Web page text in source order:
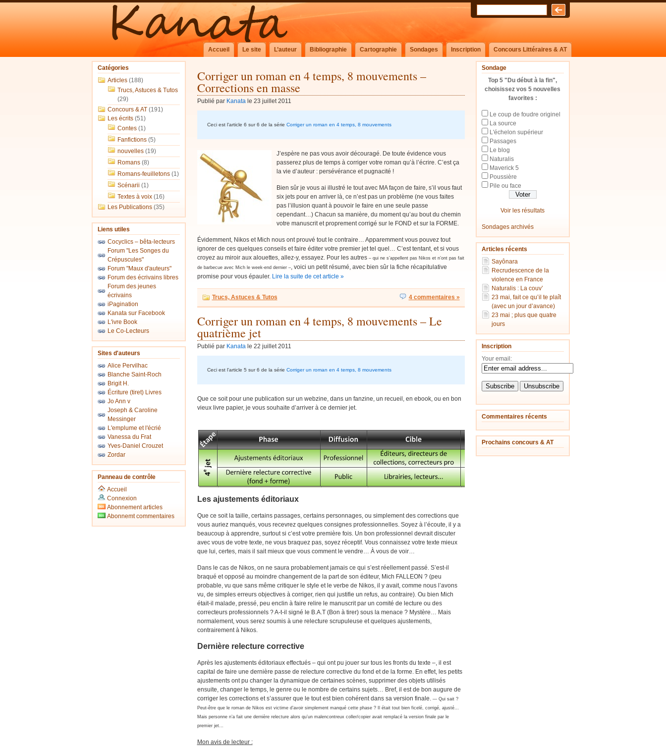
Accueil Le site L’auteur Bibliographie Cartographie Sondages Inscription Concours Littéraires & AT
Sondage
Top 5 "Du début à la fin",
choisissez vos 5 nouvelles
favorites :
Le coup de foudre originel
La source
L'échelon supérieur
Passages
Le blog
Naturalis
Maverick 5
Poussière
Pile ou face
Voir les résultats
Sondages archivés
Articles récents
Sayônara
Recrudescence de la
violence en France
Naturalis : La couv’
23 mai, fait ce qu’il te plaît
(avec un jour d’avance)
23 mai ; plus que quatre
jours
Inscription
Your email:
Commentaires récents
Prochains concours & AT
Catégories
Articles(188)
Trucs, Astuces & Tutos
(29)
Concours & AT(191)
Les écrits(51)
Contes(1)
Fanfictions(5)
nouvelles(19)
Romans(8)
Romans-feuilletons(1)
Scénarii (1)
Textes à voix(16)
Les Publications(35)
Liens utiles
Cocyclics – bêta-lecteurs
Forum "Les Songes du
Crépuscules"
Forum "Maux d'auteurs"
Forum des écrivains libres
Forum des jeunes
écrivains
iPagination
Kanata sur Facebook
L'ivre Book
Le Co-Lecteurs
Sites d'auteurs
Alice Pervilhac
Blanche Saint-Roch
Brigit H.
Écriture (tiret) Livres
Jo Ann v
Joseph & Caroline
Messinger
L'emplume et l'écrié
Vanessa du Frat
Yves-Daniel Crouzet
Zordar
Panneau de contrôle
Accueil
Connexion
Abonnement articles
Abonnemt commentaires
Corriger un roman en 4 temps, 8 mouvements –
Corrections en masse
Publié par Kanatale 23 juillet 2011
Ceci est l'article 6 sur 6 de la série Corriger un roman en 4 temps, 8 mouvements
J’espère ne pas vous avoir découragé. De toute évidence vous
passerez plus de temps à corriger votre roman qu’à l’écrire. C’est ça
la vie d’auteur : persévérance et pugnacité !
Bien sûr je vous ai illustré le tout avec MA façon de faire, s’il vous faut
six jets pour en arriver là, ce n’est pas un problème (ne vous faites
pas l’illusion quant à pouvoir le faire en une seule passe
cependant…) Chacun sa manière, du moment qu’au bout du chemin
votre manuscrit et proprement corrigé sur le FOND et sur la FORME.
Évidemment, Nikos et Mich nous ont prouvé tout le contraire… Apparemment vous pouvez tout
ignorer de ces quelques conseils et faire éditer votre premier jet tel quel… C’est tentant, et si vous
croyez au miroir aux alouettes, allez-y, essayez. Pour les autres– qui ne s’appellent pas Nikos et n’ont pas fait
de barbecue avec Mich le week-end dernier –, voici un petit résumé, avec bien sûr la fiche récapitulative
promise pour vous épauler. Lire la suite de cet article »
Trucs, Astuces & Tutos 4 commentaires »
Corriger un roman en 4 temps, 8 mouvements – Le
quatrième jet
Publié par Kanatale 22 juillet 2011
Ceci est l'article 5 sur 6 de la série Corriger un roman en 4 temps, 8 mouvements
Que ce soit pour une publication sur un webzine, dans un fanzine, un recueil, en ebook, ou en bon
vieux livre papier, je vous souhaite d’arriver à ce dernier jet.
Les ajustements éditoriaux
Que ce soit la taille, certains passages, certains personnages, ou simplement des corrections que
vous auriez manqués, vous recevrez quelques consignes professionnelles. Soyez à l’écoute, il y a
beaucoup à apprendre, surtout si c’est votre première fois. Un bon professionnel devrait discuter
avec vous de votre texte, ne vous braquez pas, soyez réceptif. Vous connaissez votre texte mieux
que lui, certes, mais il sait mieux que vous comment le vendre… À vous de voir…
Dans le cas de Nikos, on ne saura probablement jamais ce qui s’est réellement passé. S’est-il
braqué et opposé au moindre changement de la part de son éditeur, Mich FALLEON ? (peu
probable, vu que sans même critiquer le style et le verbe de Nikos, il y avait, comme nous l’avons
vu, de simples erreurs objectives à corriger, rien qui justifie un refus, au contraire). Ou bien Mich
était-il malade, pressé, peu enclin à faire relire le manuscrit par un comité de lecture ou des
correcteurs professionnels ? A-t-il signé le B.A.T (Bon à tirer) sous la menace ? Mystère… Mais
normalement, vous serez soumis à une relecture scrupuleuse et quelques ajustements,
contrairement à Nikos.
Dernière relecture corrective
Après les ajustements éditoriaux effectués – qui ont pu jouer sur tous les fronts du texte –, il est
capital de faire une dernière passe de relecture corrective du fond et de la forme. En effet, les petits
ajustements ont pu changer la dynamique de certaines scènes, supprimer des objets utilisés
ensuite, changer le temps, le genre ou le nombre de certains sujets… Bref, il est de bon augure de
corriger les corrections et s’assurer que le tout est bien cohérent dans sa version finale. — Qui sait ?
Peut-être que le roman de Nikos est victime d’avoir simplement manqué cette phase ? Il était tout bien ficelé, corrigé, ajusté…
Mais personne n’a fait une dernière relecture alors qu’un malencontreux coller/copier avait remplacé la version finale par le
premier jet…
Mon avis de lecteur :